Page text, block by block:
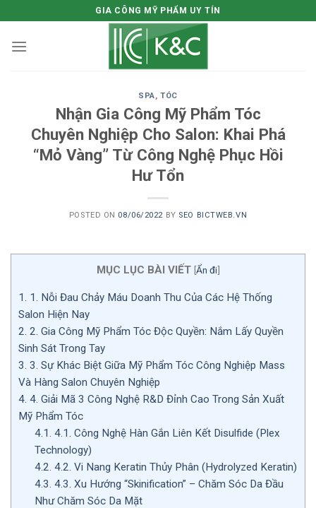
to
content
GIA CÔNG MỸ PHẨM UY TÍN
SPA,TÓC
Nhận Gia Công Mỹ Phẩm Tóc
Chuyên Nghiệp Cho Salon: Khai Phá
“Mỏ Vàng” Từ Công Nghệ Phục Hồi
Hư Tổn
POSTED ON 08/06/2022 BY SEO BICTWEB.VN
MỤC LỤC BÀI VIẾT [Ẩn đi]
1. 1. Nỗi Đau Chảy Máu Doanh Thu Của Các Hệ Thống
Salon Hiện Nay
2. 2. Gia Công Mỹ Phẩm Tóc Độc Quyền: Nắm Lấy Quyền
Sinh Sát Trong Tay
3. 3. Sự Khác Biệt Giữa Mỹ Phẩm Tóc Công Nghiệp Mass
Và Hàng Salon Chuyên Nghiệp
4. 4. Giải Mã 3 Công Nghệ R&D Đỉnh Cao Trong Sản Xuất
Mỹ Phẩm Tóc
4.1. 4.1. Công Nghệ Hàn Gắn Liên Kết Disulfide (Plex
Technology)
4.2. 4.2. Vi Nang Keratin Thủy Phân (Hydrolyzed Keratin)
4.3. 4.3. Xu Hướng “Skinification” – Chăm Sóc Da Đầu
Như Chăm Sóc Da Mặt